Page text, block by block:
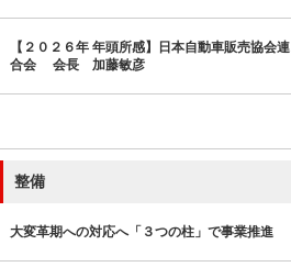
【２０２６年 年頭所感】日本自動車販売協会連
合会 会長 加藤敏彦
整備
大変革期への対応へ「３つの柱」で事業推進